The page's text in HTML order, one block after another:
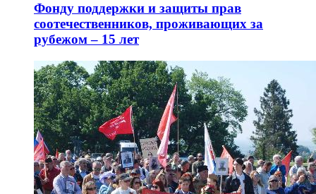
Фонду поддержки и защиты прав
соотечественников, проживающих за
рубежом – 15 лет